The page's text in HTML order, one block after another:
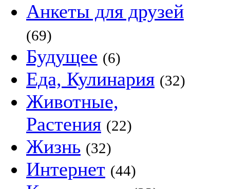
Анкеты для друзей
(69)
Будущее (6)
Еда, Кулинария (32)
Животные,
Растения (22)
Жизнь (32)
Интернет (44)